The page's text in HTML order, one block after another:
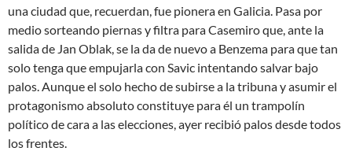
una ciudad que, recuerdan, fue pionera en Galicia. Pasa por
medio sorteando piernas y filtra para Casemiro que, ante la
salida de Jan Oblak, se la da de nuevo a Benzema para que tan
solo tenga que empujarla con Savic intentando salvar bajo
palos. Aunque el solo hecho de subirse a la tribuna y asumir el
protagonismo absoluto constituye para él un trampolín
político de cara a las elecciones, ayer recibió palos desde todos
los frentes.